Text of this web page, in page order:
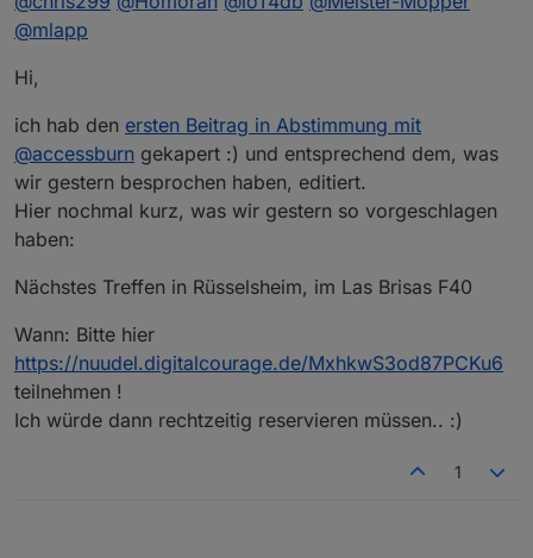
@mlapp
Hi,
ich hab den ersten Beitrag in Abstimmung mit
@accessburn gekapert :) und entsprechend dem, was
wir gestern besprochen haben, editiert.
Hier nochmal kurz, was wir gestern so vorgeschlagen
haben:
Nächstes Treffen in Rüsselsheim, im Las Brisas F40
Wann: Bitte hier
https://nuudel.digitalcourage.de/MxhkwS3od87PCKu6
teilnehmen !
Ich würde dann rechtzeitig reservieren müssen.. :)
1